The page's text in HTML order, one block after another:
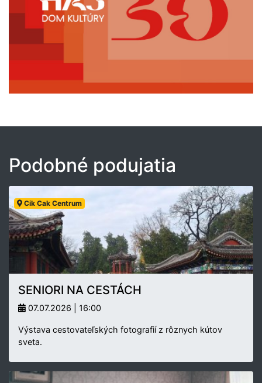
Podobné podujatia
Cik Cak Centrum
SENIORI NA CESTÁCH
07.07.2026 | 16:00
Výstava cestovateľských fotografií z rôznych kútov
sveta.